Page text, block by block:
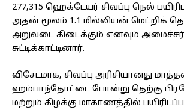
277,315 ஹெக்டேயர் சிவப்பு நெல்
அதன் மூலம் 1.1 மில்லியன் மெட்றிக்
அறுவடை கிடைக்கும் எனவும் அமைச்சர்
சுட்டிக்காட்டினார்.
விசேடமாக, சிவப்பு அரிசியானது
ஹம்பாந்தோட்டை போன்று தெற்கு
மற்றும் கிழக்கு மாகாணத்தில்